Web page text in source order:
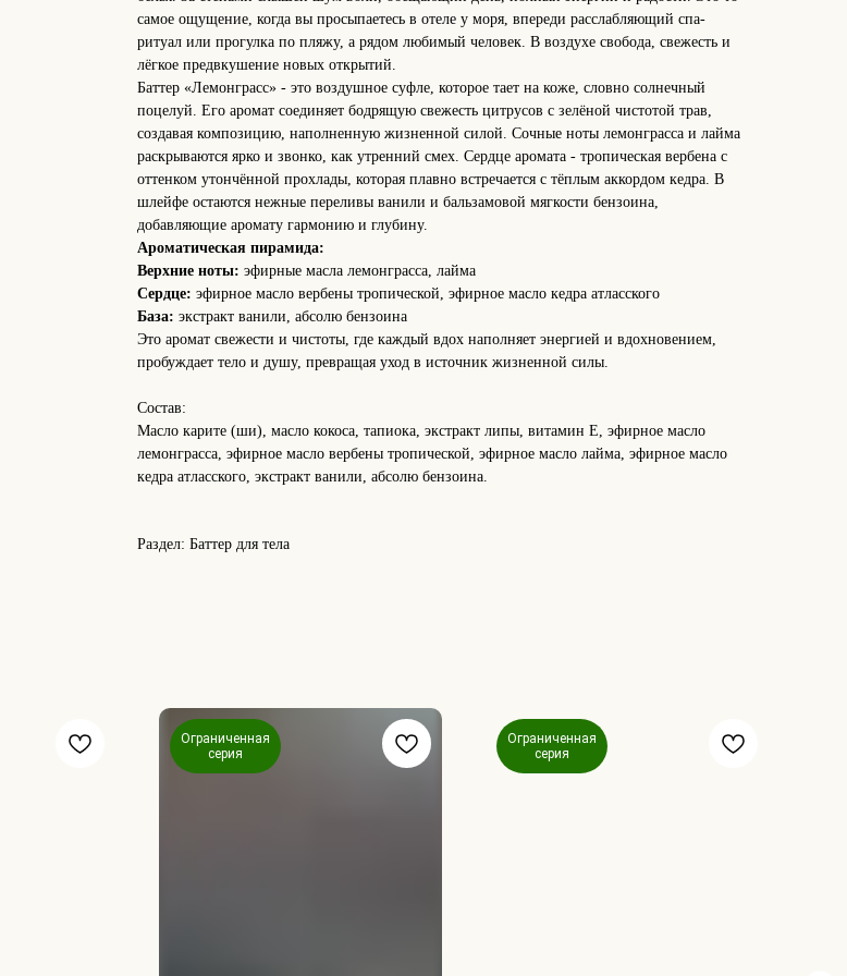
самое ощущение, когда вы просыпаетесь в отеле у моря, впереди расслабляющий спа-
ритуал или прогулка по пляжу, а рядом любимый человек. В воздухе свобода, свежесть и
лёгкое предвкушение новых открытий.
Баттер «Лемонграсс» - это воздушное суфле, которое тает на коже, словно солнечный
поцелуй. Его аромат соединяет бодрящую свежесть цитрусов с зелёной чистотой трав,
создавая композицию, наполненную жизненной силой. Сочные ноты лемонграсса и лайма
раскрываются ярко и звонко, как утренний смех. Сердце аромата - тропическая вербена с
оттенком утончённой прохлады, которая плавно встречается с тёплым аккордом кедра. В
шлейфе остаются нежные переливы ванили и бальзамовой мягкости бензоина,
добавляющие аромату гармонию и глубину.
Ароматическая пирамида:
Верхние ноты: эфирные масла лемонграсса, лайма
Сердце: эфирное масло вербены тропической, эфирное масло кедра атласского
База: экстракт ванили, абсолю бензоина
Это аромат свежести и чистоты, где каждый вдох наполняет энергией и вдохновением,
пробуждает тело и душу, превращая уход в источник жизненной силы.
Состав:
Масло карите (ши), масло кокоса, тапиока, экстракт липы, витамин Е, эфирное масло
лемонграсса, эфирное масло вербены тропической, эфирное масло лайма, эфирное масло
кедра атласского, экстракт ванили, абсолю бензоина.
Раздел: Баттер для тела
Ограниченная
серия
Ограниченная
серия